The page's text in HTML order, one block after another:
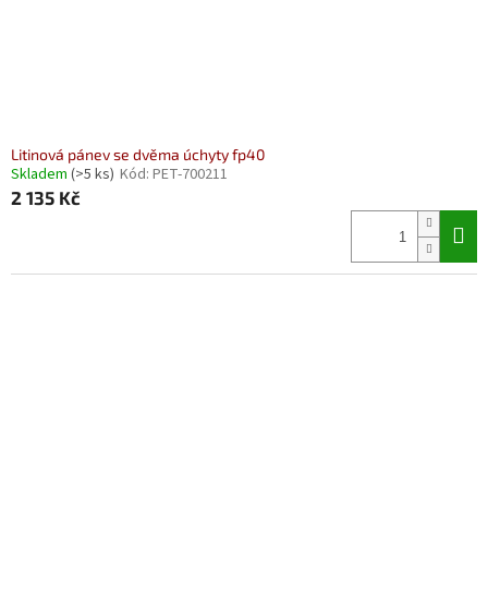
Litinová pánev se dvěma úchyty fp40
Skladem (>5 ks) Kód: PET-700211
2 135 Kč